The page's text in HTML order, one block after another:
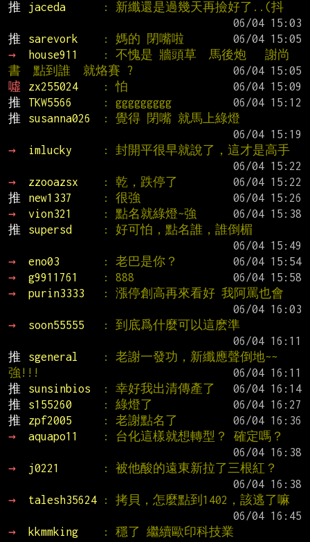
推
jaceda
: 新纖還是過幾天再撿好了..(抖
推
sarevork : 媽的 閉嘴啦
→
house911
: 不愧是 牆頭草  馬後炮   謝尚
書  點到誰  就烙賽 ?
噓
zx255024 : 怕
推
TKW5566 : ggggggggg
推
susanna026
: 覺得 閉嘴 就馬上綠燈
→
imlucky
: 封開平很早就說了，這才是高手
→
zzooazsx : 乾，跌停了
推
new1337 : 很強
→
vion321 : 點名就綠燈~強
推
supersd
: 好可怕，點名誰，誰倒楣
→
eno03 : 老巴是你？
→
g9911761 : 888
→
purin3333
: 漲停創高再來看好 我阿罵也會
→
soon55555
: 到底爲什麼可以這麽準
推
sgeneral
: 老謝一發功，新纖應聲倒地~~
強!!!
推
sunsinbios : 幸好我出清傳產了
推
s155260 : 綠燈了
推
zpf2005 : 老謝點名了
→
aquapo11
: 台化這樣就想轉型？ 確定嗎？
→
j0221
: 被他酸的遠東新拉了三根紅？
→
talesh35624
: 拷貝，怎麼點到1402，該逃了嘛
→
kkmmking
: 穩了 繼續歐印科技業